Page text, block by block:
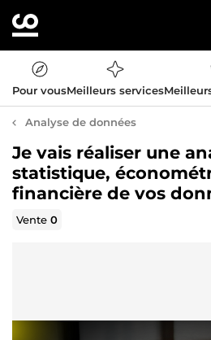
Pour vousMeilleurs services
Analyse de données
Je vais réaliser une
statistique,
financière de vos
Vente0